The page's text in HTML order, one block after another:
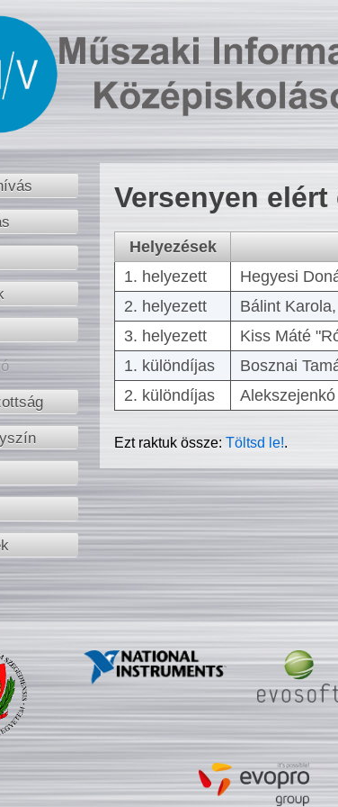
Versenyen
Helyezések
1. helyezett
Hegyesi
2. helyezett
Bálint
3. helyezett
Kiss Máté
1. különdíjas
Bosznai
2. különdíjas
Ezt raktuk össze:Töltsd le!.